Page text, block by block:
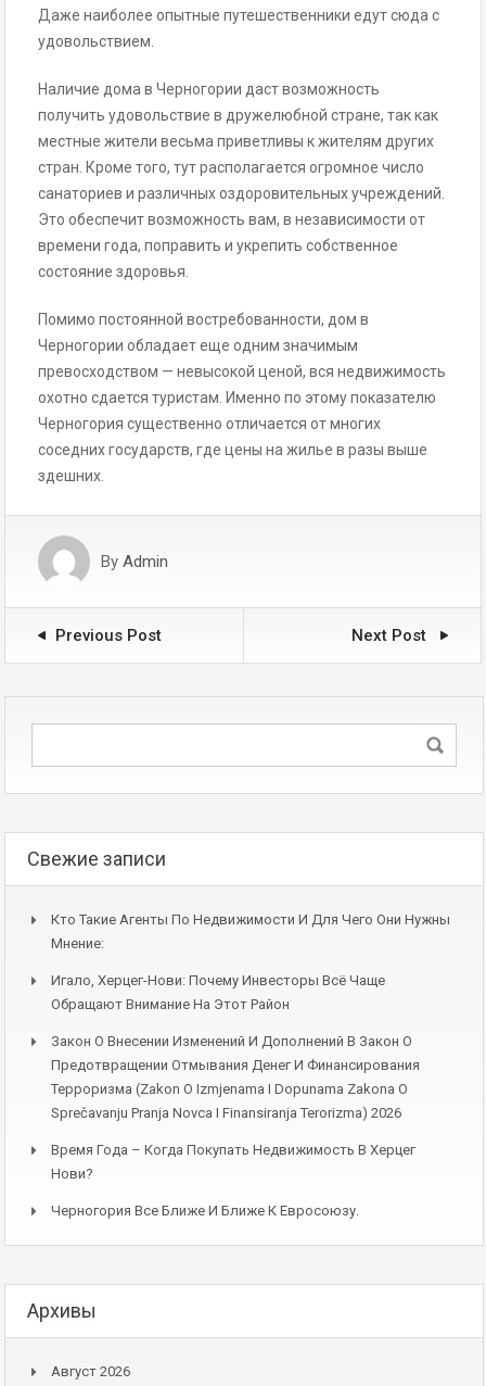
Даже наиболее опытные путешественники едут сюда с
удовольствием.
Наличие дома в Черногории даст возможность
получить удовольствие в дружелюбной стране, так как
местные жители весьма приветливы к жителям других
стран. Кроме того, тут располагается огромное число
санаториев и различных оздоровительных учреждений.
Это обеспечит возможность вам, в независимости от
времени года, поправить и укрепить собственное
состояние здоровья.
Помимо постоянной востребованности, дом в
Черногории обладает еще одним значимым
превосходством — невысокой ценой, вся недвижимость
охотно сдается туристам. Именно по этому показателю
Черногория существенно отличается от многих
соседних государств, где цены на жилье в разы выше
здешних.
By Admin
Previous Post Next Post
Свежие записи
Кто Такие Агенты По Недвижимости И Для Чего Они Нужны
Мнение:
Игало, Херцег-Нови: Почему Инвесторы Всё Чаще
Обращают Внимание На Этот Район
Закон О Внесении Изменений И Дополнений В Закон О
Предотвращении Отмывания Денег И Финансирования
Терроризма (Zakon O Izmjenama I Dopunama Zakona O
Sprečavanju Pranja Novca I Finansiranja Terorizma) 2026
Время Года – Когда Покупать Недвижимость В Херцег
Нови?
Черногория Все Ближе И Ближе К Евросоюзу.
Архивы
Август 2026